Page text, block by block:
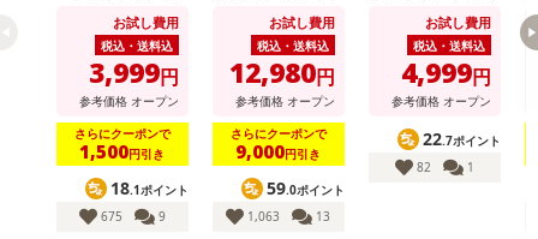
ル」 (冷却プレート
&送風のW冷却/吸気
口/男女兼用)/SENA
CLSWH
お試し費用
税込・送料込
3,999円
参考価格 オープン
さらにクーポンで
1,500円引き
18.1ポイント
675
9
お試し費用
税込・送料込
12,980円
参考価格 オープン
さらにクーポンで
9,000円引き
59.0ポイント
1,063
13
ァン」(100段階+デ
ビルモード/2種アタ
ッチメント付/LEDラ
イト搭載/タイプC充
電対応)/QS691BK
お試し費用
税込・送料込
4,999円
参考価格 オープン
22.7ポイント
82
1